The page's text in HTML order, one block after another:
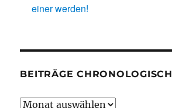
einer werden!
BEITRÄGE CHRONOLOGISCH
Beiträge